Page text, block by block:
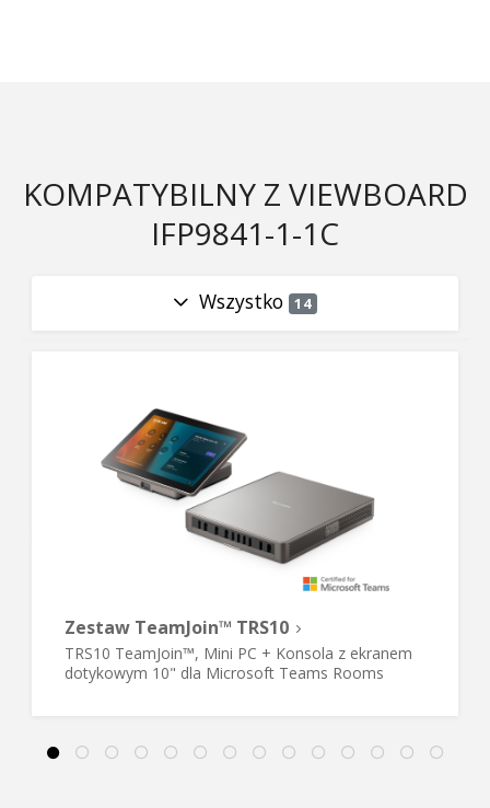
KOMPATYBILNY Z VIEWBOARD
IFP9841-1-1C
Wszystko 14
Zestaw TeamJoin™ TRS10
TRS10 TeamJoin™, Mini PC + Konsola z ekranem
dotykowym 10" dla Microsoft Teams Rooms